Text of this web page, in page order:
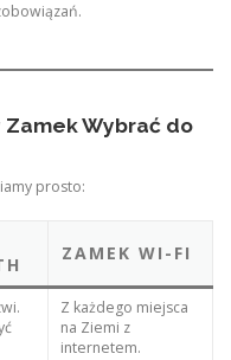
Zamek Wybrać do
prosto:
ZAMEK WI-FI
Z każdego miejsca
na Ziemi z
internetem.